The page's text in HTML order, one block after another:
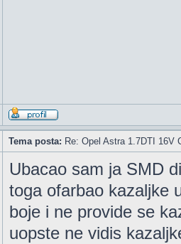
Tema posta: Re: Opel Astra 1.7DTI 16V
Ubacao sam ja SMD
toga ofarbao kazaljke
boje i ne provide se
uopste ne vidis